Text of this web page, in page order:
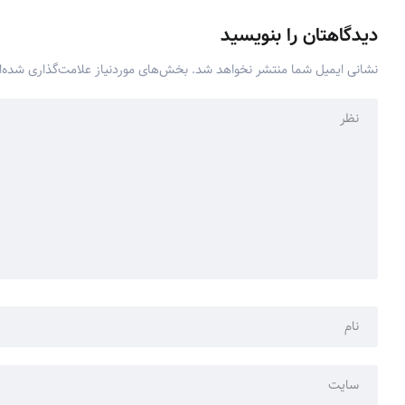
دیدگاهتان را بنویسید
نشانی ایمیل شما منتشر نخواهد شد. بخش‌های موردنیاز علامت‌گذاری